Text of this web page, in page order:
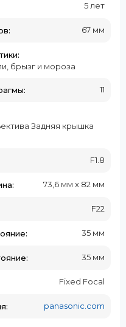
5 лет
67 мм
брызг и мороза
11
Задняя крышка
F1.8
73,6 мм x 82 мм
F22
35 мм
35 мм
Fixed Focal
panasonic.com